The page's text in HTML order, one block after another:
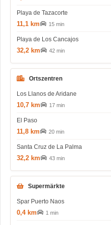
Playa de Tazacorte
11,1 km 15 min
Playa de Los Cancajos
32,2 km 42 min
Ortszentren
Los Llanos de Aridane
10,7 km 17 min
El Paso
11,8 km 20 min
Santa Cruz de La Palma
32,2 km 43 min
Supermärkte
Spar Puerto Naos
0,4 km 1 min